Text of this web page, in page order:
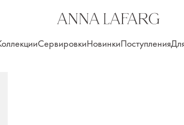
СервировкиНовинкиПоступления